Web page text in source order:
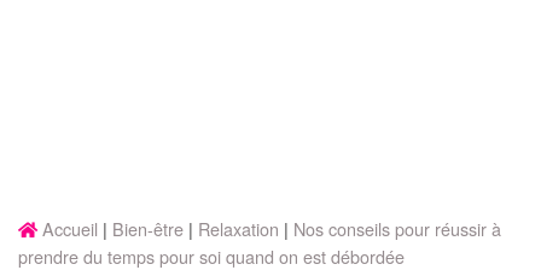
Accueil Bien-être Relaxation
Nos conseils pour réussir à
prendre du temps pour soi quand on est débordée